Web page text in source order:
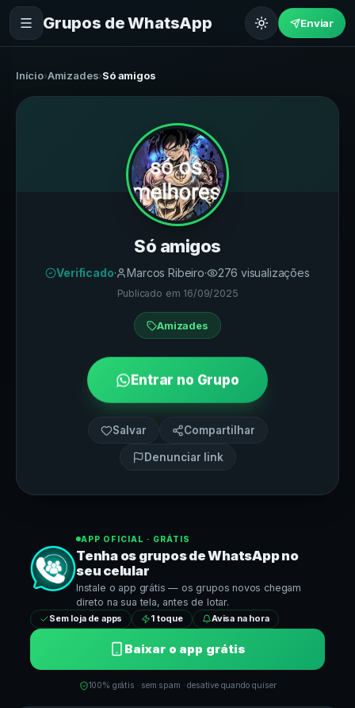
Grupos de WhatsApp Enviar
Início›Amizades›Só amigos
Só amigos
Verificado· Marcos Ribeiro· 276 visualizações
Publicado em 16/09/2025
Amizades
Entrar no Grupo
Salvar Compartilhar
Denunciar link
APP OFICIAL · GRÁTIS
Tenha os grupos deWhatsAppno
seu celular
Instale o app grátis — os grupos novos chegam
direto na sua tela, antes de lotar.
Sem loja de apps 1 toque Avisa na hora
Baixar o app grátis
100% grátis · sem spam · desative quando quiser